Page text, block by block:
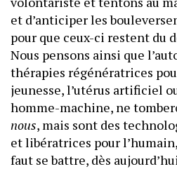
et d’anticiper les
pour que ceux-ci restent du
Nous pensons ainsi que
thérapies régénératrices
jeunesse, l’utérus artificiel
homme-machine, ne
nous, mais sont des
et libératrices pour
faut se battre, dès